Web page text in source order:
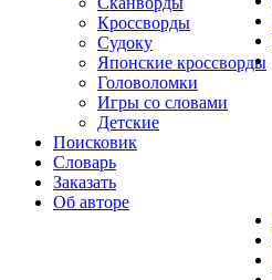
Кроссворды
Судоку
Японские кроссворды
Головоломки
Игры со словами
Детские
Поисковик
Словарь
Заказать
Об авторе